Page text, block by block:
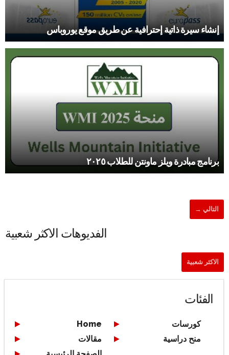
إنشاء سيرة ذاتية إحترافية عن طريق موقع يوروباس
برنامج مبادرة ويلز ماونتن للطلاب ٢٠٢٥
التالي →
الفديوهات الاكثر شعبية
الاكثر شعبية
الفئات
Home
كورسات
مقالات
منح دراسية